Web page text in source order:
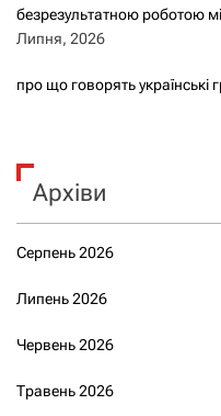
безрезультатною роботою
Липня, 2026
про що говорять українські
Архіви
Серпень 2026
Липень 2026
Червень 2026
Травень 2026